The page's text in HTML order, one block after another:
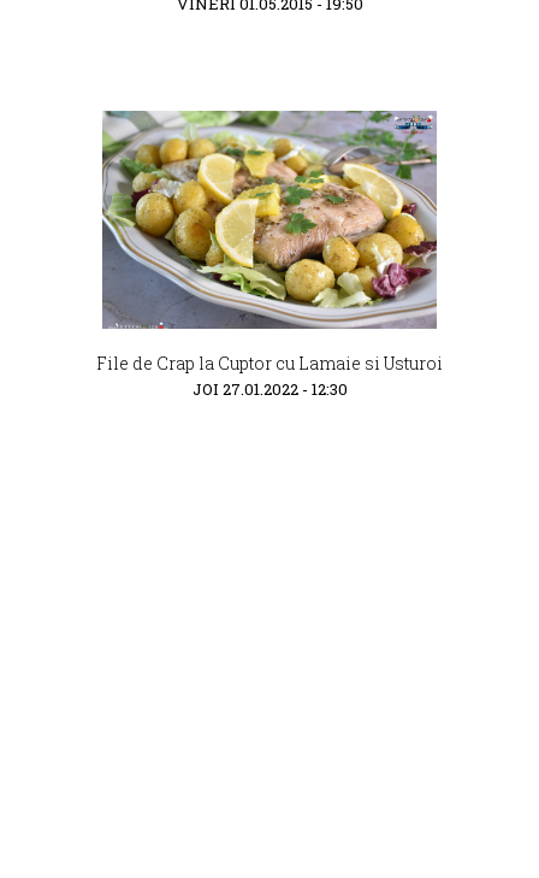
File de Crap la Cuptor cu Lamaie si Usturoi
JOI 27.01.2022 - 12:30